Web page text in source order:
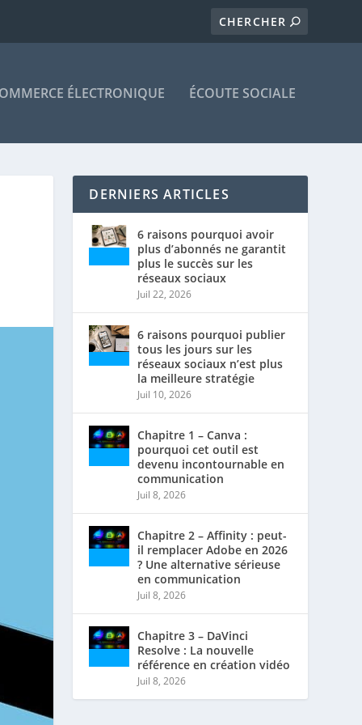
ÉLECTRONIQUE ÉCOUTE SOCIALE
DERNIERS ARTICLES
6 raisons pourquoi avoir
plus d’abonnés ne garantit
plus le succès sur les
réseaux sociaux
Juil 22, 2026
6 raisons pourquoi publier
tous les jours sur les
réseaux sociaux n’est plus
la meilleure stratégie
Juil 10, 2026
Chapitre 1 – Canva :
pourquoi cet outil est
devenu incontournable en
communication
Juil 8, 2026
Chapitre 2 – Affinity : peut-
il remplacer Adobe en 2026
? Une alternative sérieuse
en communication
Juil 8, 2026
Chapitre 3 – DaVinci
Resolve : La nouvelle
référence en création vidéo
Juil 8, 2026